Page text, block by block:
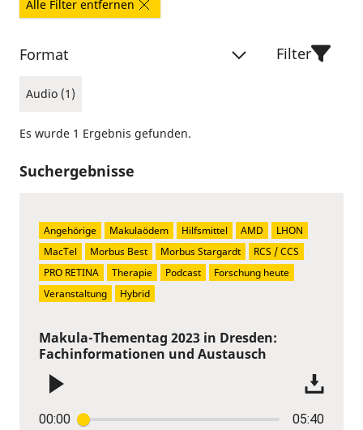
Alle Filter entfernen
Format
Audio (1)
Filter
Es wurde 1 Ergebnis gefunden.
Suchergebnisse
Makula-Thementag 2023 in Dresden:
Fachinformationen und Austausch
00:00 05:40
Angehörige Makulaödem Hilfsmittel AMD
LHON
MacTel
Morbus Best Morbus Stargardt
RCS / CCS
PRO RETINA
Therapie Podcast
Forschung heute
Veranstaltung
Hybrid